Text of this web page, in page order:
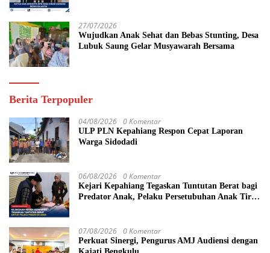
27/07/2026
Wujudkan Anak Sehat dan Bebas Stunting, Desa
Lubuk Saung Gelar Musyawarah Bersama
Berita Terpopuler
04/08/2026 0 Komentar
ULP PLN Kepahiang Respon Cepat Laporan
Warga Sidodadi
06/08/2026 0 Komentar
Kejari Kepahiang Tegaskan Tuntutan Berat bagi
Predator Anak, Pelaku Persetubuhan Anak Tiri
07/08/2026 0 Komentar
Perkuat Sinergi, Pengurus AMJ Audiensi dengan